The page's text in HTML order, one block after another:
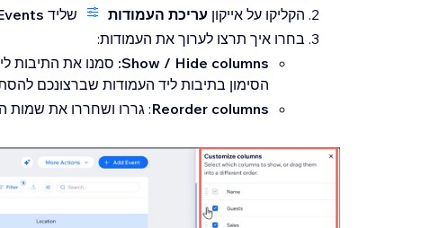
הקליקו על אייקון עריכת העמודות שליד
בחרו איך תרצו לערוך את העמודות:
Show / Hide columns: סמנו את התיבות
הסימון בתיבות ליד העמודות שברצונכם
Reorder columns: גררו ושחררו את שמות